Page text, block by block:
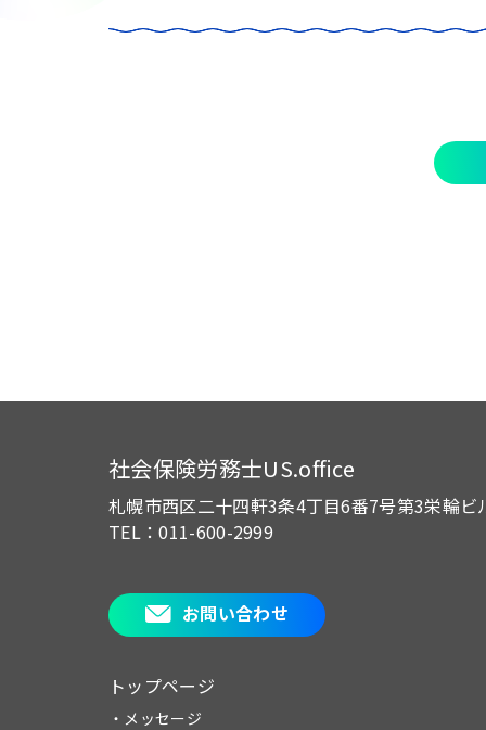
社会保険労務士US.office
札幌市西区二十四軒3条4丁目6番7号第3栄輪ビ
TEL：011-600-2999
お問い合わせ
トップページ
・メッセージ